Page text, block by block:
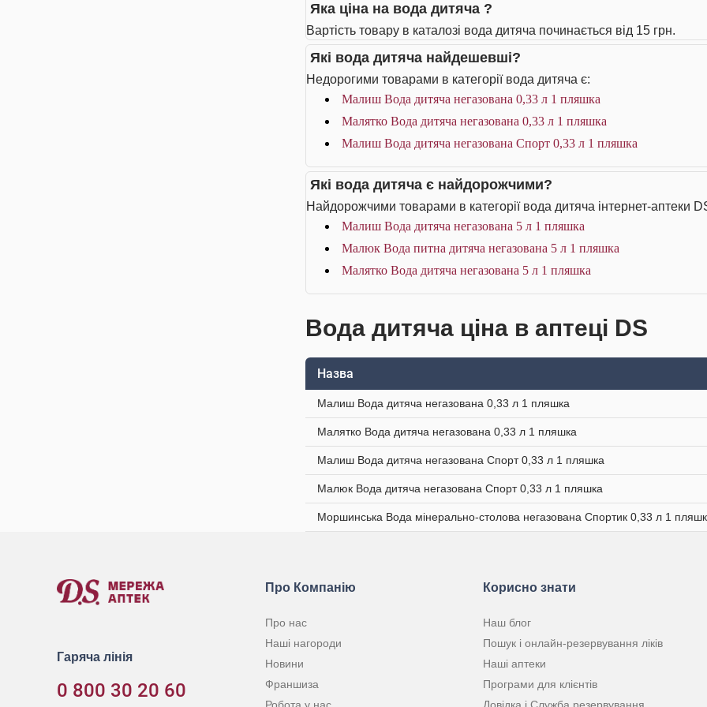
Яка ціна на вода дитяча ?
Вартість товару в каталозі вода дитяча починається від 15 грн.
Які вода дитяча найдешевші?
Недорогими товарами в категорії вода дитяча є:
Малиш Вода дитяча негазована 0,33 л 1 пляшка
Малятко Вода дитяча негазована 0,33 л 1 пляшка
Малиш Вода дитяча негазована Спорт 0,33 л 1 пляшка
Які вода дитяча є найдорожчими?
Найдорожчими товарами в категорії вода дитяча інтернет-аптеки
Малиш Вода дитяча негазована 5 л 1 пляшка
Малюк Вода питна дитяча негазована 5 л 1 пляшка
Малятко Вода дитяча негазована 5 л 1 пляшка
Вода дитяча ціна в аптеці DS
Назва
Малиш Вода дитяча негазована 0,33 л 1 пляшка
Малятко Вода дитяча негазована 0,33 л 1 пляшка
Малиш Вода дитяча негазована Спорт 0,33 л 1 пляшка
Малюк Вода дитяча негазована Спорт 0,33 л 1 пляшка
Моршинська Вода мінерально-столова негазована Спортик 0,33 л 1
Гаряча лінія
0 800 30 20 60
Про Компанію
Про нас
Наші нагороди
Новини
Франшиза
Корисно знати
Наш блог
Пошук і онлайн-резервування ліків
Наші аптеки
Програми для клієнтів